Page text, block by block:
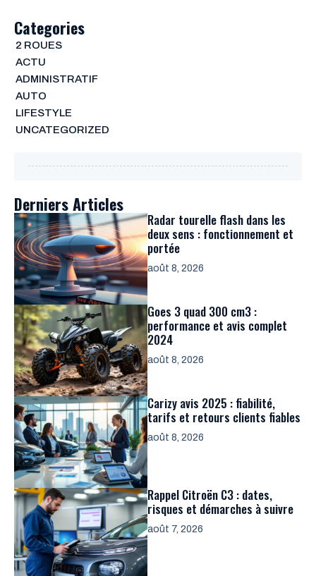
Categories
2 ROUES
ACTU
ADMINISTRATIF
AUTO
LIFESTYLE
UNCATEGORIZED
Derniers Articles
Radar tourelle flash dans les
deux sens : fonctionnement et
portée
août 8, 2026
Goes 3 quad 300 cm3 :
performance et avis complet
2024
août 8, 2026
Carizy avis 2025 : fiabilité,
tarifs et retours clients fiables
août 8, 2026
Rappel Citroën C3 : dates,
risques et démarches à suivre
août 7, 2026